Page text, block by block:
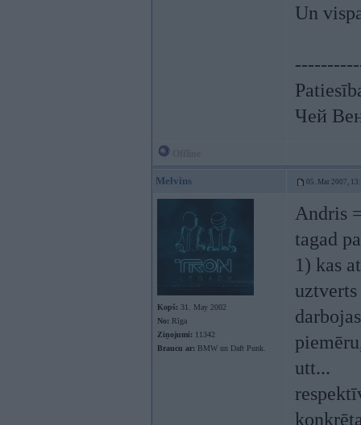
Un
Чей
Melvins 05. Mar 2007,
Kopš: 31. May 2002
No: Rīga
Ziņojumi: 11342
Braucu ar: BMW un Daft Punk.
Andris
tagad
1) kas
utt...